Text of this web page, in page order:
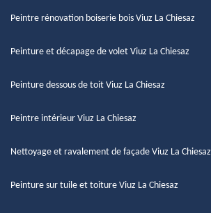
Peintre rénovation boiserie bois Viuz La Chiesaz
Peinture et décapage de volet Viuz La Chiesaz
Peinture dessous de toit Viuz La Chiesaz
Peintre intérieur Viuz La Chiesaz
Nettoyage et ravalement de façade Viuz La Chiesaz
Peinture sur tuile et toiture Viuz La Chiesaz